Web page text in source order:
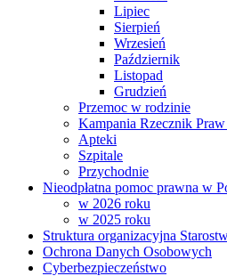
Lipiec
Sierpień
Wrzesień
Październik
Listopad
Grudzień
Przemoc w rodzinie
Kampania Rzecznik
Apteki
Szpitale
Przychodnie
Nieodpłatna pomoc prawna w
w 2026 roku
w 2025 roku
Struktura organizacyjna
Ochrona Danych Osobowych
Cyberbezpieczeństwo